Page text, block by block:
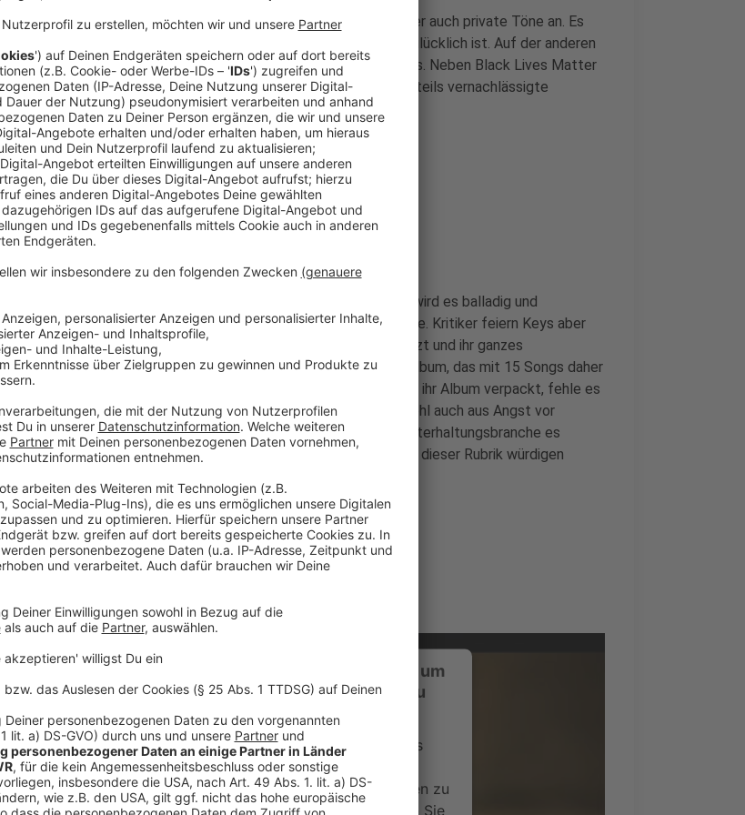
Alicia Keys schlägt mit ihrem neuen Album "Alicia" sehr soziale aber auch private Töne an. Es
geht um Beziehungsprobleme, obwohl sie im Privaten doch sehr glücklich ist. Auf der anderen
Seite aber ist auch die tiefe Spaltung der USA ein Thema für Keys. Neben Black Lives Matter
spricht sie sich in "Good Job" und "Underdog" für hart arbeitende, teils vernachlässigte
Menschen in den Vereinigten Staaten an.
Anzeige
Musikalisch vielseitig
Anzeige
In "Alicia" wechseln die musikalischen Genres oft hin und her. Mal wird es balladig und
einfühlsam. Dann geht es weiter mit Funk und sogar etwas Reggae. Kritiker feiern Keys aber
wieder einmal vor allem für ihre Momente, wenn sie am Klavier sitzt und ihr ganzes
Temperament zeigt. Das macht sie auch in ihrem siebten Studioalbum, das mit 15 Songs daher
kommt. Und obwohl sie doch viele aktuelle und soziale Themen in ihr Album verpackt, fehle es
Experten an echten Kommentaren zur Präsidentschaftswahl - wohl auch aus Angst vor
Problemen, so wie viele ihrer Kolleginnen und Kollegen aus der Unterhaltungsbranche es
ähnlich gemacht haben. Das kann aber das gute Album - das wir in dieser Rubrik würdigen
Anzeige
Wir benötigen Ihre Zustimmung, um
den YouTube Video-Service zu
laden!
Wir verwenden einen Service eines
Drittanbieters, um Videoinhalte
einzubetten. Dieser Service kann Daten zu
Ihren Aktivitäten sammeln. Bitte lesen Sie